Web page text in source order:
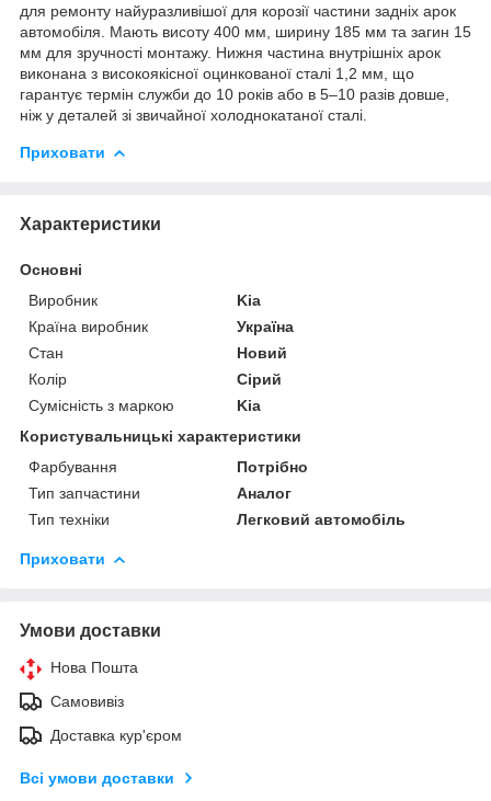
для ремонту найуразливішої для корозії частини задніх арок
автомобіля. Мають висоту 400 мм, ширину 185 мм та загин 15
мм для зручності монтажу. Нижня частина внутрішніх арок
виконана з високоякісної оцинкованої сталі 1,2 мм, що
гарантує термін служби до 10 років або в 5–10 разів довше,
ніж у деталей зі звичайної холоднокатаної сталі.
Приховати
Характеристики
Основні
Виробник
Kia
Країна виробник
Україна
Стан
Новий
Колір
Сірий
Сумісність з маркою
Kia
Користувальницькі характеристики
Фарбування
Потрібно
Тип запчастини
Аналог
Тип техніки
Легковий автомобіль
Приховати
Умови доставки
Нова Пошта
Самовивіз
Доставка кур'єром
Всі умови доставки